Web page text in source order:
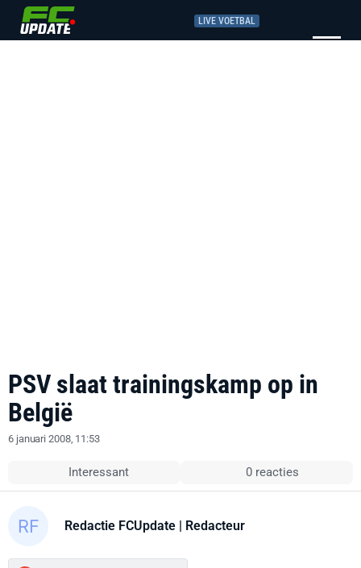
LIVE VOETBAL
PSV slaat trainingskamp op in
België
6 januari 2008, 11:53
Interessant 0 reacties
Redactie FCUpdate | Redacteur